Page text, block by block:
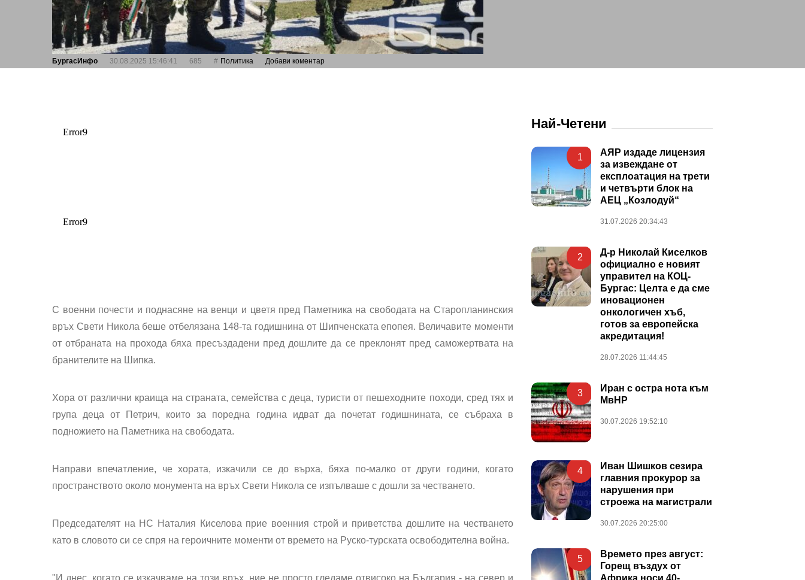
БургасИнфо 30.08.2025 15:46:41 685 Политика Добави коментар
С военни почести и поднасяне на венци и цветя пред Паметника на свободата на Старопланинския
връх Свети Никола беше отбелязана 148-та годишнина от Шипченската епопея. Величавите моменти
от отбраната на прохода бяха пресъздадени пред дошлите да се преклонят пред саможертвата на
бранителите на Шипка.
Хора от различни краища на страната, семейства с деца, туристи от пешеходните походи, сред тях и
група деца от Петрич, които за поредна година идват да почетат годишнината, се събраха в
подножието на Паметника на свободата.
Направи впечатление, че хората, изкачили се до върха, бяха по-малко от други години, когато
пространството около монумента на връх Свети Никола се изпълваше с дошли за честването.
Председателят на НС Наталия Киселова прие военния строй и приветства дошлите на честването
като в словото си се спря на героичните моменти от времето на Руско-турската освободителна война.
"И днес, когато се изкачваме на този връх, ние не просто гледаме отвисоко на България - на север и
Най-Четени
1
АЯР издаде лицензия
за извеждане от
експлоатация на трети
и четвърти блок на
АЕЦ „Козлодуй“
31.07.2026 20:34:43
2
Д-р Николай Киселков
официално е новият
управител на КОЦ-
Бургас: Целта е да сме
иновационен
онкологичен хъб,
готов за европейска
акредитация!
28.07.2026 11:44:45
3
Иран с остра нота към
МвНР
30.07.2026 19:52:10
4
Иван Шишков сезира
главния прокурор за
нарушения при
строежа на магистрали
30.07.2026 20:25:00
5
Времето през август:
Горещ въздух от
Африка носи 40-